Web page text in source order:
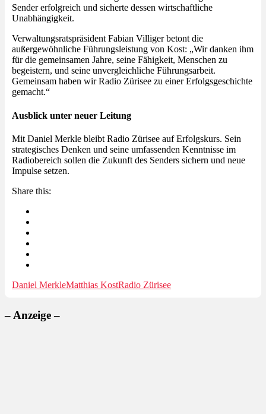
Sender erfolgreich und sicherte dessen wirtschaftliche
Unabhängigkeit.
Verwaltungsratspräsident Fabian Villiger betont die
außergewöhnliche Führungsleistung von Kost: „Wir danken ihm
für die gemeinsamen Jahre, seine Fähigkeit, Menschen zu
begeistern, und seine unvergleichliche Führungsarbeit.
Gemeinsam haben wir Radio Zürisee zu einer Erfolgsgeschichte
gemacht.“
Ausblick unter neuer Leitung
Mit Daniel Merkle bleibt Radio Zürisee auf Erfolgskurs. Sein
strategisches Denken und seine umfassenden Kenntnisse im
Radiobereich sollen die Zukunft des Senders sichern und neue
Impulse setzen.
Share this:
Daniel MerkleMatthias KostRadio Zürisee
– Anzeige –